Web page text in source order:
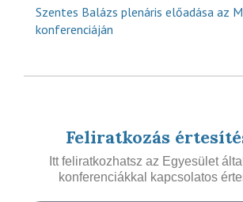
Szentes Balázs plenáris előadása az
konferenciáján
Feliratkozás
Itt feliratkozhatsz az Egyesület
konferenciákkal kapcsolatos